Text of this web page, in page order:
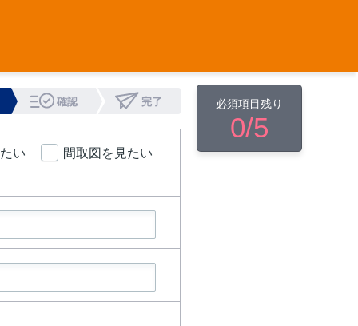
確認 完了
い
間取図を見たい
必須項目残り
0/5